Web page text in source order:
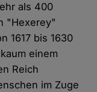
als 400
"Hexerey"
1617 bis 1630
einem
Reich
im Zuge